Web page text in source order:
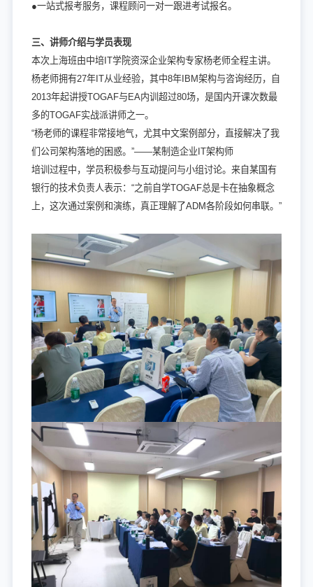
●一站式报考服务，课程顾问一对一跟进考试报名。
三、讲师介绍与学员表现
本次上海班由中培IT学院资深企业架构专家杨老师全程主讲。
杨老师拥有27年IT从业经验，其中8年IBM架构与咨询经历，自
2013年起讲授TOGAF与EA内训超过80场，是国内开课次数最
多的TOGAF实战派讲师之一。
“杨老师的课程非常接地气，尤其中文案例部分，直接解决了我
们公司架构落地的困惑。”——某制造企业IT架构师
培训过程中，学员积极参与互动提问与小组讨论。来自某国有
银行的技术负责人表示：“之前自学TOGAF总是卡在抽象概念
上，这次通过案例和演练，真正理解了ADM各阶段如何串联。”